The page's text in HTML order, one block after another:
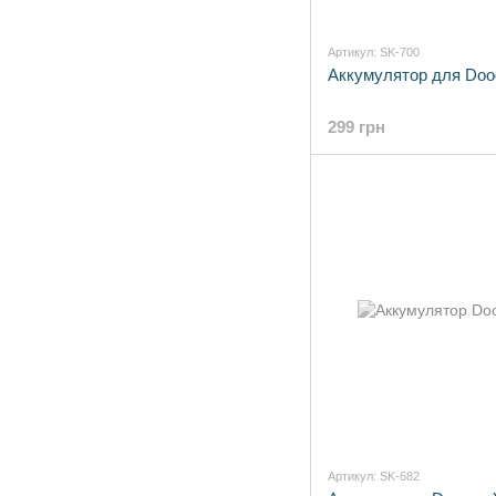
Артикул: SK-700
Аккумулятор для
299 грн
Артикул: SK-682